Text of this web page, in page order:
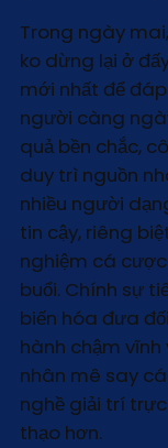
Trong ngày
ko dừng lại ở
mới nhất để
người càng
quả bền chắc,
duy trì nguồn
nhiều người
tin cậy, riêng
nghiệm cá
buổi. Chính sự
biến hóa đưa
hành chậm
nhân mê say
nghề giải trí
thạo hơn.